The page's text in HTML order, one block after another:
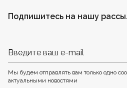
Подпишитесь на нашу
Мы будем отправлять вам только одно
актуальными новостями